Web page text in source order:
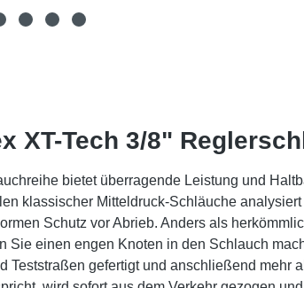
XT-Tech 3/8"
bietet überragende Leistung und
klassischer Mitteldruck-Schläuche
Schutz vor Abrieb. Anders als
Sie einen engen Knoten in den Schlauch
Teststraßen gefertigt und anschließend